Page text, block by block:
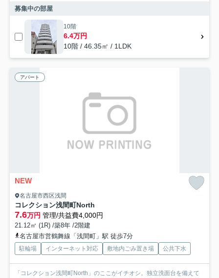
募集中の部屋
10階
6.4万円
10階 / 46.35㎡ / 1LDK
アパート
NEW
名古屋市西区浅間
コレクション浅間町North
7.6万円 管理/共益費4,000円
21.12㎡ (1R) /築8年 /2階建
名古屋市営鶴舞線「浅間町」駅 徒歩7分
駐輪場 インターネット対応 敷地内ごみ置き場 公共下水
「コレクション浅間町North」のここがイチオシ。独立洗面台を備えて